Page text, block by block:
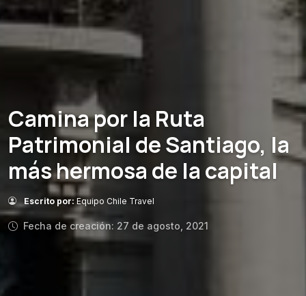
Camina por la Ruta
Patrimonial de Santiago, la
más hermosa de la capital
Escrito por: Equipo Chile Travel
Fecha de creación: 27 de agosto, 2021